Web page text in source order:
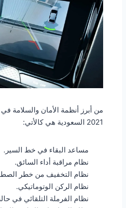
من أبرز أنظمة الأمان والسلامة
2021 السعودية هي كالأتي:
مساعد البقاء في خط السير.
نظام مراقبة أداء السائق.
نظام التخفيف من خطر
نظام الركن الوتوماتيكي.
نظام الفرملة التلقائي في